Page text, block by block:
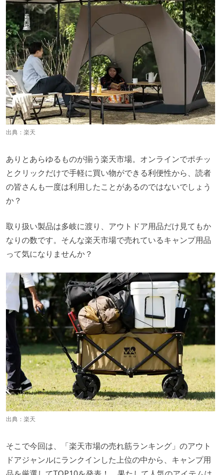
第1位： テンマクデザイン パンダTCプラス
出典： 楽天
ありとあらゆるものが揃う楽天市場。オンラインでポチッ
とクリックだけで手軽に買い物ができる利便性から、読者
の皆さんも一度は利用したことがあるのではないでしょう
か？
取り扱い製品は多岐に渡り、アウトドア用品だけ見てもか
なりの数です。そんな楽天市場で売れているキャンプ用品
って気になりませんか？
出典： 楽天
そこで今回は、「楽天市場の売れ筋ランキング」のアウト
ドアジャンルにランクインした上位の中から、キャンプ用